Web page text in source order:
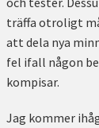
träffa otroligt
att dela nya
fel ifall någon
kompisar.
Jag kommer